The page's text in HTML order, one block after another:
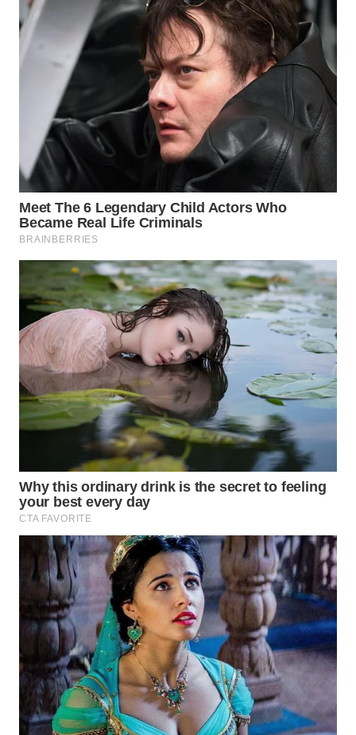
WN
BEKASI
WN
BOGOR
WN
DEPOK
WN
TAPANULI
UTARA
WN
SAMOSIR
WN
PADANG
LAWAS
WN
SUMEDANG
CIANJUR
WN
SERIBU
WN
TANGERANG
WN
BINJAI
WN
CIREBON